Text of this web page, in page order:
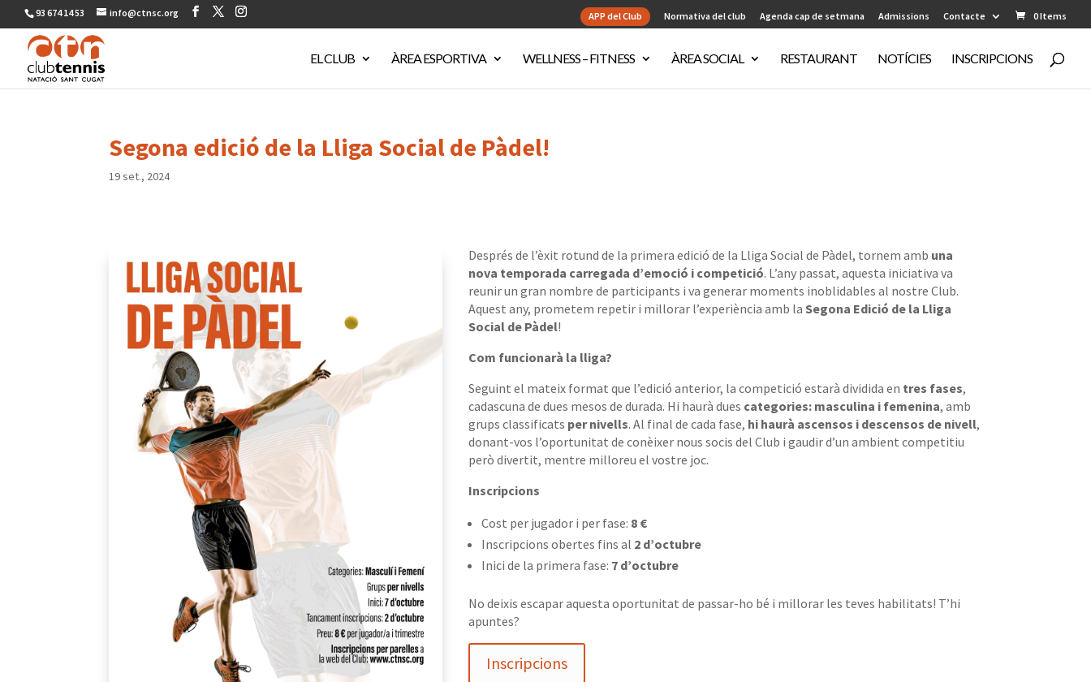
93 674 14 53 info@ctnsc.org APP del Club Normativa del club Agenda cap de setmana Admissions Contacte 0 Items
EL CLUB ÀREA ESPORTIVA WELLNESS – FITNESS ÀREA SOCIAL RESTAURANT NOTÍCIES INSCRIPCIONS
Segona edició de la Lliga Social de Pàdel!
19 set., 2024
Després de l’èxit rotund de la primera edició de la Lliga Social de Pàdel, tornem amb una
nova temporada carregada d’emoció i competició. L’any passat, aquesta iniciativa va
reunir un gran nombre de participants i va generar moments inoblidables al nostre Club.
Aquest any, prometem repetir i millorar l’experiència amb la Segona Edició de la Lliga
Social de Pàdel!
Com funcionarà la lliga?
Seguint el mateix format que l’edició anterior, la competició estarà dividida en tres fases,
cadascuna de dues mesos de durada. Hi haurà dues categories: masculina i femenina, amb
grups classificats per nivells. Al final de cada fase, hi haurà ascensos i descensos de nivell,
donant-vos l’oportunitat de conèixer nous socis del Club i gaudir d’un ambient competitiu
però divertit, mentre milloreu el vostre joc.
Inscripcions
Cost per jugador i per fase: 8 €
Inscripcions obertes fins al 2 d’octubre
Inici de la primera fase: 7 d’octubre
No deixis escapar aquesta oportunitat de passar-ho bé i millorar les teves habilitats! T’hi
apuntes?
Inscripcions